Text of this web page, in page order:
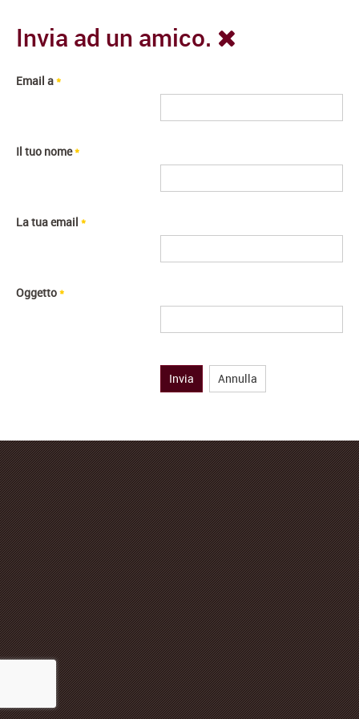
Invia ad un amico.
Email a*
Il tuo nome*
La tua email *
Oggetto*
Invia Annulla